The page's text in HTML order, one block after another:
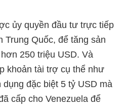
ủy quyền đầu tư trực tiếp
Trung Quốc, để tăng sản
250 triệu USD. Và
khoản tài trợ cụ thể như
đặc biệt 5 tỷ USD mà
cấp cho Venezuela để